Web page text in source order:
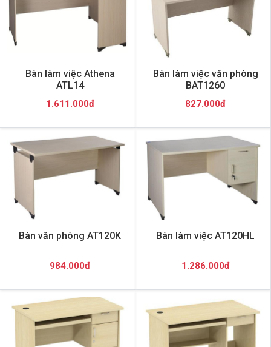
Bàn làm việc Athena
ATL14
1.611.000đ
Bàn làm việc văn phòng
BAT1260
827.000đ
Bàn văn phòng AT120K
984.000đ
Bàn làm việc AT120HL
1.286.000đ